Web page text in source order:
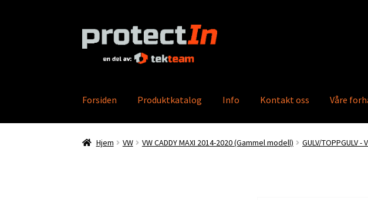
Hopp
til
navigasjon
Hopp
til
innhold
Forsiden Produktkatalog Info Kontakt oss Våre
Hjem Min kontoBestilling Kontakt ossProduktkatalogInfoVåre
Hjem VW VW CADDY MAXI 2014-2020 (Gammel modell) GULV/TOPPGULV -